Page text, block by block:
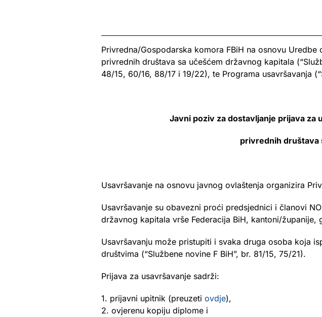
Privredna/Gospodarska komora FBiH na osnovu
privrednih društava sa učešćem državnog kapitala
48/15, 60/16, 88/17 i 19/22), te Programa usavršavanja
Javni poziv za dostavljanje prijava za
privrednih društava
Usavršavanje na osnovu javnog ovlaštenja organizira
Usavršavanje su obavezni proći predsjednici i članovi
državnog kapitala vrše Federacija BiH, kantoni/županije,
Usavršavanju može pristupiti i svaka druga osoba koja
društvima (“Službene novine F BiH”, br. 81/15, 75/21).
Prijava za usavršavanje sadrži:
1. prijavni upitnik (preuzeti ovdje),
2. ovjerenu kopiju diplome i